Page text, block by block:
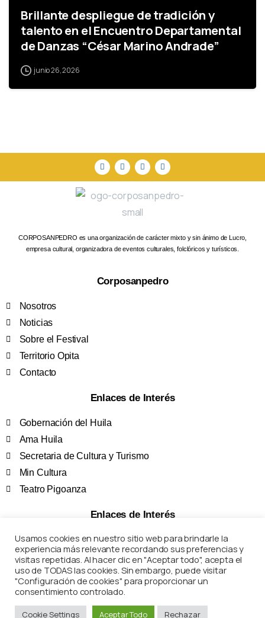
Brillante despliegue de tradición y
talento en el Encuentro Departamental
de Danzas “César Marino Andrade”
junio 26, 2026
CORPOSANPEDRO es una organización de carácter mixto y sin ánimo de Lucro,
empresa cultural, organizadora de eventos culturales, folclóricos y turísticos.
Corposanpedro
Nosotros
Noticias
Sobre el Festival
Territorio Opita
Contacto
Enlaces de Interés
Gobernación del Huila
Ama Huila
Secretaria de Cultura y Turismo
Min Cultura
Teatro Pigoanza
Enlaces de Interés
Términos y Condiciones
Políticas de Privacidad
Preguntas Frecuentes
Marco Legal
Usamos cookies en nuestro sitio web para brindarle la
experiencia más relevante recordando sus preferencias y
visitas repetidas. Al hacer clic en "Aceptar todo", acepta el
uso de TODAS las cookies. Sin embargo, puede visitar
"Configuración de cookies" para proporcionar un
consentimiento controlado.
Cookie Settings Aceptar Todo Rechazar